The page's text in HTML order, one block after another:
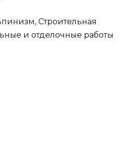
Строительная
и отделочные работы